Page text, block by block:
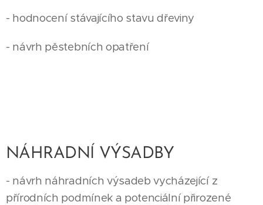
- hodnocení stávajícího stavu dřeviny
- návrh pěstebních opatření
NÁHRADNÍ VÝSADBY
- návrh náhradních výsadeb vycházející z
přírodních podmínek a potenciální přirozené